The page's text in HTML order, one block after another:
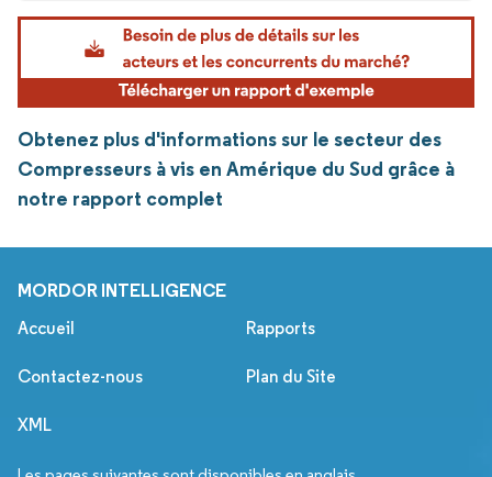
Obtenez plus d'informations sur le secteur des
Compresseurs à vis en Amérique du Sud grâce à
notre rapport complet
MORDOR INTELLIGENCE
Accueil Rapports
Contactez-nous Plan du Site
XML